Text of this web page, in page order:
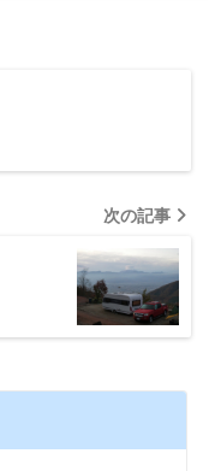
次の記事